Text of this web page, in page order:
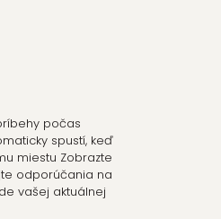
počas
spustí, keď
miestu Zobrazte
odporúčania na
vašej aktuálnej